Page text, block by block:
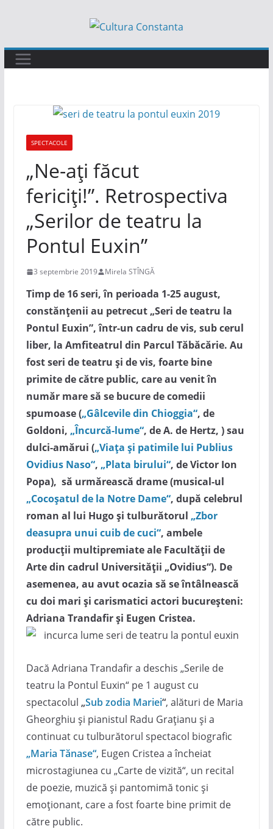
conținut
SPECTACOLE
„Ne-ați făcut
fericiți!”. Retrospectiva
„Serilor de teatru la
Pontul Euxin”
3 septembrie 2019 Mirela STÎNGĂ
Timp de 16 seri, în perioada 1-25 august,
constănțenii au petrecut „Seri de teatru la
Pontul Euxin”, într-un cadru de vis, sub cerul
liber, la Amfiteatrul din Parcul Tăbăcărie. Au
fost seri de teatru și de vis, foarte bine
primite de către public, care au venit în
număr mare să se bucure de comedii
spumoase („Gâlcevile din Chioggia“, de
Goldoni, „Încurcă-lume“, de A. de Hertz, ) sau
dulci-amărui („Viața și patimile lui Publius
Ovidius Naso“, „Plata birului“, de Victor Ion
Popa), să urmărească drame (musical-ul
„Cocoșatul de la Notre Dame“, după celebrul
roman al lui Hugo și tulburătorul „Zbor
deasupra unui cuib de cuci“, ambele
producții multipremiate ale Facultății de
Arte din cadrul Universității „Ovidius“). De
asemenea, au avut ocazia să se întâlnească
cu doi mari și carismatici actori bucureșteni:
Adriana Trandafir și Eugen Cristea.
Dacă Adriana Trandafir a deschis „Serile de
teatru la Pontul Euxin“ pe 1 august cu
spectacolul „Sub zodia Mariei“, alături de Maria
Gheorghiu și pianistul Radu Grațianu și a
continuat cu tulburătorul spectacol biografic
„Maria Tănase“, Eugen Cristea a încheiat
microstagiunea cu „Carte de vizită“, un recital
de poezie, muzică și pantomimă tonic și
emoționant, care a fost foarte bine primit de
către public.